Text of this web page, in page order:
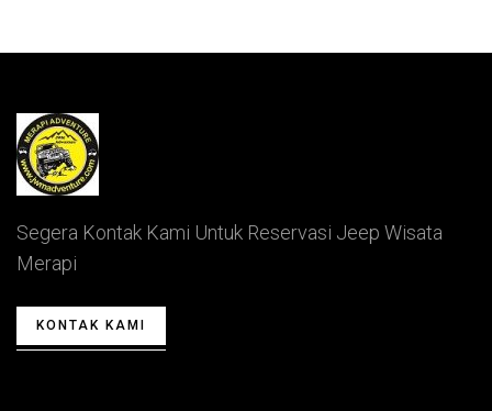
Segera Kontak Kami Untuk Reservasi Jeep Wisata
Merapi
KONTAK KAMI